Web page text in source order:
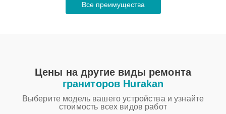
Все преимущества
Цены на другие виды ремонта
граниторов Hurakan
Выберите модель вашего устройства и узнайте
стоимость всех видов работ